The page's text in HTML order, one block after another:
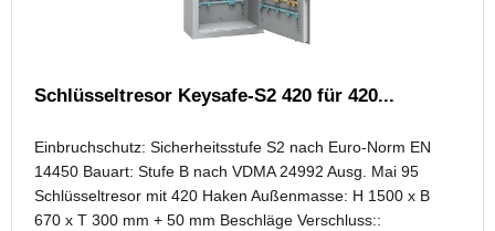
Schlüsseltresor Keysafe-S2 420 für 420...
Einbruchschutz: Sicherheitsstufe S2 nach Euro-Norm EN
14450 Bauart: Stufe B nach VDMA 24992 Ausg. Mai 95
Schlüsseltresor mit 420 Haken Außenmasse: H 1500 x B
670 x T 300 mm + 50 mm Beschläge Verschluss::